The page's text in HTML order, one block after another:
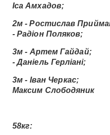
Іса Амхадов;
2м -
- Радіон Поляков;
3м - Артем
- Даніель Герліані;
3м - Іван
Максим Слободяник
58кг: